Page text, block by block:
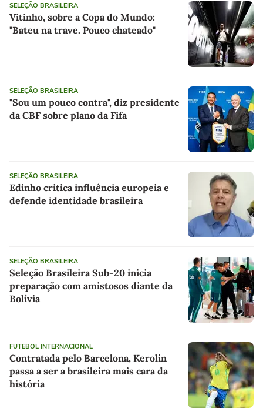
SELEÇÃO BRASILEIRA
Vitinho, sobre a Copa do Mundo:
"Bateu na trave. Pouco chateado"
SELEÇÃO BRASILEIRA
"Sou um pouco contra", diz presidente
da CBF sobre plano da Fifa
SELEÇÃO BRASILEIRA
Edinho critica influência europeia e
defende identidade brasileira
SELEÇÃO BRASILEIRA
Seleção Brasileira Sub-20 inicia
preparação com amistosos diante da
Bolívia
FUTEBOL INTERNACIONAL
Contratada pelo Barcelona, Kerolin
passa a ser a brasileira mais cara da
história